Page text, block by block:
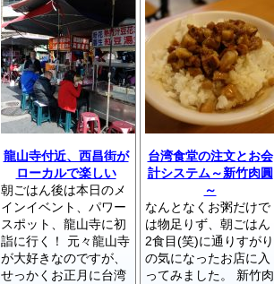
龍山寺付近、西昌街が
ローカルで楽しい
朝ごはん後は本日のメ
インイベント、パワー
スポット、龍山寺に初
詣に行く！ 元々龍山寺
が大好きなのですが、
せっかくお正月に台湾
台湾食堂の注文とお会
計システム～新竹肉圓
～
なんとなくお粥だけで
は物足りず、朝ごはん
2食目(笑)に通りすがり
の気になったお店に入
ってみました。 新竹肉